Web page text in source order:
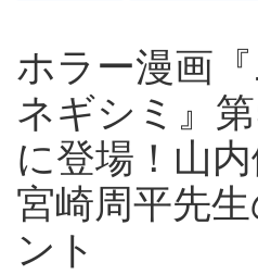
ホラー漫画
ネギシミ』
に登場！山
宮崎周平先
ント